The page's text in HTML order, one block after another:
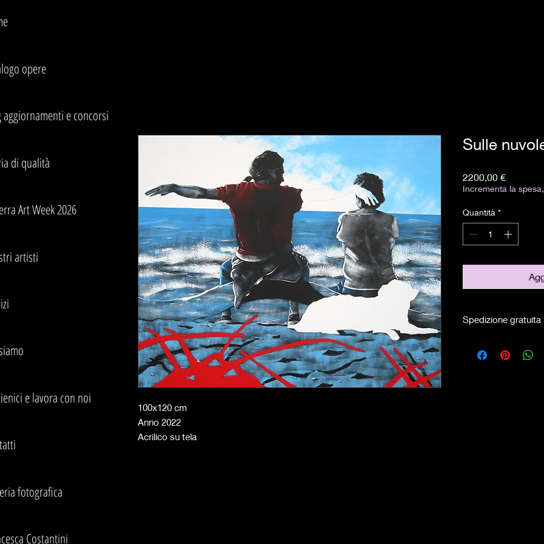
100x120 cm
Anno 2022
Acrilico su tela
Sulle
2200,00 €Prezzo
Incrementa la
Quantità *
Spedizione gratuita
opere
aggiornamenti e concorsi
di qualità
Art Week 2026
artisti
e lavora con noi
fotografica
Costantini